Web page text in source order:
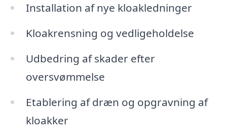
Installation af nye kloakledninger
Kloakrensning og vedligeholdelse
Udbedring af skader efter
oversvømmelse
Etablering af dræn og opgravning af
kloakker